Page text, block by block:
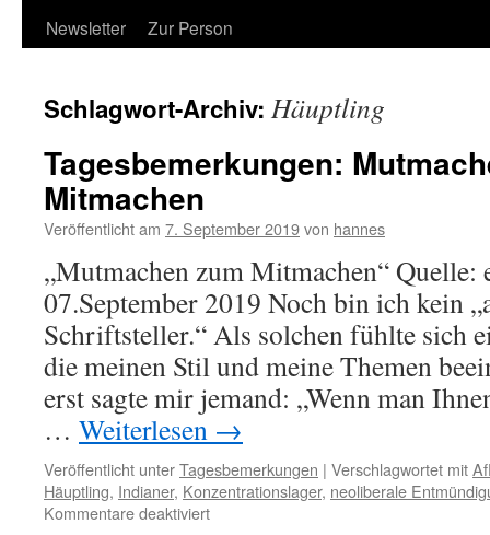
Newsletter
Zur Person
Schlagwort-Archiv: Häuptling
Tagesbemerkungen:
Mitmachen
Veröffentlicht am 7. September 2019von hannes
„Mutmachen zum Mitmachen“ Quelle:
07.September 2019 Noch bin ich kein
Schriftsteller.“ Als solchen fühlte sich
die meinen Stil und meine Themen
erst sagte mir jemand: „Wenn man
… Weiterlesen →
Veröffentlicht unterTagesbemerkungen | Verschlagwortet mit
Häuptling, Indianer, Konzentrationslager, neoliberale
Kommentare deaktiviertfür